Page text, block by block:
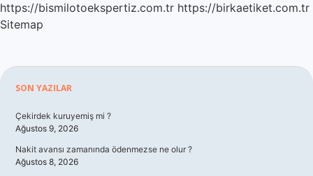
https://bismilotoekspertiz.com.tr https://birkaetiket.com.tr
Sitemap
Sidebar
SON YAZILAR
Çekirdek kuruyemiş mi ?
Ağustos 9, 2026
Nakit avansı zamanında ödenmezse ne olur ?
Ağustos 8, 2026